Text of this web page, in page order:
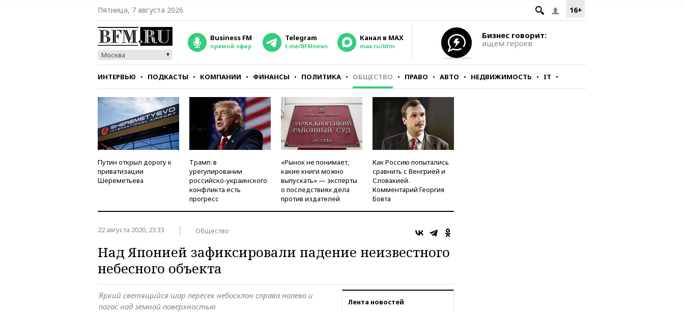
16+
Пятница, 7 августа 2026
Москва
Business FM
прямой эфир
Telegram
t.me/BFMnews
Канал в MAX
max.ru/bfm
Бизнес говорит:
ищем героев
ИНТЕРВЬЮ ПОДКАСТЫ КОМПАНИИ ФИНАНСЫ ПОЛИТИКА ОБЩЕСТВО ПРАВО АВТО НЕДВИЖИМОСТЬ IT
СТИЛЬ ТЕСТЫ
Путин открыл дорогу к
приватизации
Шереметьева
Трамп: в
урегулировании
российско-украинского
конфликта есть
прогресс
«Рынок не понимает,
какие книги можно
выпускать» — эксперты
о последствиях дела
против издателей
Как Россию попытались
сравнить с Венгрией и
Словакией.
Комментарий Георгия
Бовта
22 августа 2020, 23:33 Общество
Над Японией зафиксировали падение неизвестного
небесного объекта
Лента новостей
Яркий светящийся шар пересек небосклон справа налево и
погас над земной поверхностью